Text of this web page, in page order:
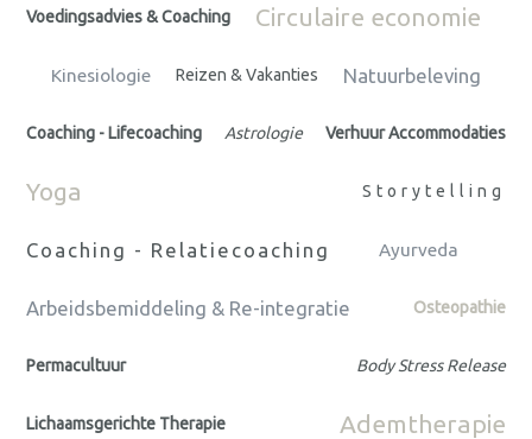
Voedingsadvies & Coaching Circulaire economie
Kinesiologie Reizen & Vakanties Natuurbeleving
Coaching - Lifecoaching Astrologie Verhuur Accommodaties
Yoga Storytelling
Coaching - Relatiecoaching Ayurveda
Arbeidsbemiddeling & Re-integratie Osteopathie
Permacultuur Body Stress Release
Lichaamsgerichte Therapie Ademtherapie